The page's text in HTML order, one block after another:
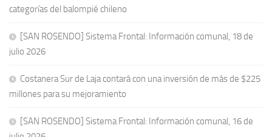
categorías del balompié chileno
[SAN ROSENDO] Sistema Frontal: Información comunal, 18 de
julio 2026
Costanera Sur de Laja contará con una inversión de más de $225
millones para su mejoramiento
[SAN ROSENDO] Sistema Frontal: Información comunal, 16 de